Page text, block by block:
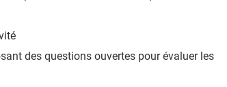
des questions ouvertes pour évaluer les